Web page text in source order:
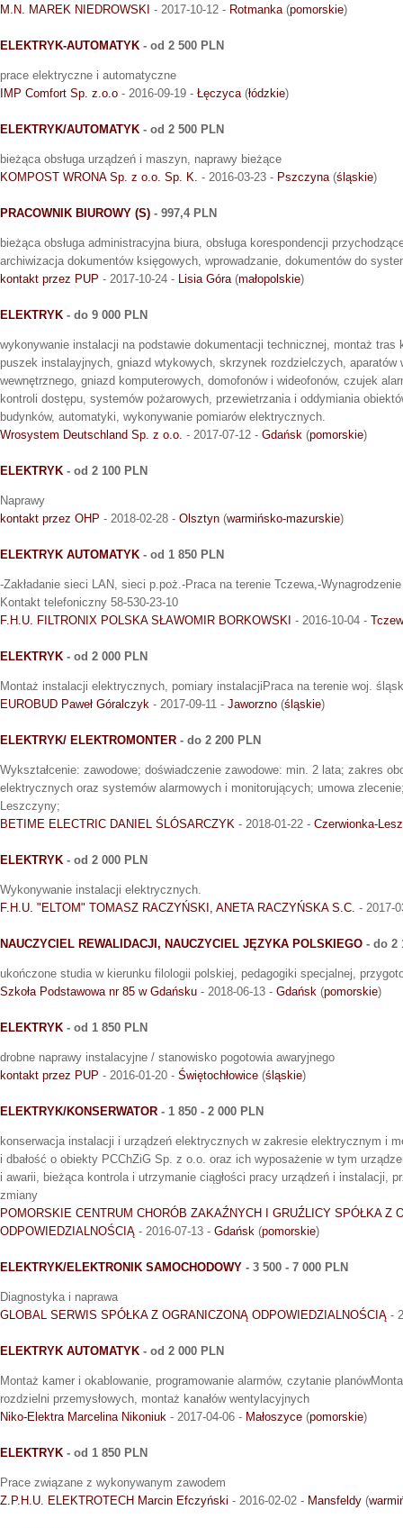
M.N. MAREK NIEDROWSKI - 2017-10-12 - Rotmanka (pomorskie)
ELEKTRYK-AUTOMATYK - od 2 500 PLN
prace elektryczne i automatyczne
IMP Comfort Sp. z.o.o - 2016-09-19 - Łęczyca (łódzkie)
ELEKTRYK/AUTOMATYK - od 2 500 PLN
bieżąca obsługa urządzeń i maszyn, naprawy bieżące
KOMPOST WRONA Sp. z o.o. Sp. K. - 2016-03-23 - Pszczyna (śląskie)
PRACOWNIK BIUROWY (S) - 997,4 PLN
bieżąca obsługa administracyjna biura, obsługa korespondencji
archiwizacja dokumentów księgowych, wprowadzanie, dokumentów do
kontakt przez PUP - 2017-10-24 - Lisia Góra (małopolskie)
ELEKTRYK - do 9 000 PLN
wykonywanie instalacji na podstawie dokumentacji technicznej, montaż tras
puszek instalayjnych, gniazd wtykowych, skrzynek rozdzielczych, aparatów
wewnętrznego, gniazd komputerowych, domofonów i wideofonów, czujek
kontroli dostępu, systemów pożarowych, przewietrzania i oddymiania
budynków, automatyki, wykonywanie pomiarów elektrycznych.
Wrosystem Deutschland Sp. z o.o. - 2017-07-12 - Gdańsk (pomorskie)
ELEKTRYK - od 2 100 PLN
Naprawy
kontakt przez OHP - 2018-02-28 - Olsztyn (warmińsko-mazurskie)
ELEKTRYK AUTOMATYK - od 1 850 PLN
-Zakładanie sieci LAN, sieci p.poż.-Praca na terenie Tczewa,-
Kontakt telefoniczny 58-530-23-10
F.H.U. FILTRONIX POLSKA SŁAWOMIR BORKOWSKI - 2016-10-04 - Tczew
ELEKTRYK - od 2 000 PLN
Montaż instalacji elektrycznych, pomiary instalacjiPraca na terenie woj.
EUROBUD Paweł Góralczyk - 2017-09-11 - Jaworzno (śląskie)
ELEKTRYK/ ELEKTROMONTER - do 2 200 PLN
Wykształcenie: zawodowe; doświadczenie zawodowe: min. 2 lata; zakres
elektrycznych oraz systemów alarmowych i monitorujących; umowa
Leszczyny;
BETIME ELECTRIC DANIEL ŚLÓSARCZYK - 2018-01-22 - Czerwionka-
ELEKTRYK - od 2 000 PLN
Wykonywanie instalacji elektrycznych.
F.H.U. "ELTOM" TOMASZ RACZYŃSKI, ANETA RACZYŃSKA S.C. - 2017-
NAUCZYCIEL REWALIDACJI, NAUCZYCIEL JĘZYKA POLSKIEGO - do 2
ukończone studia w kierunku filologii polskiej, pedagogiki specjalnej,
Szkoła Podstawowa nr 85 w Gdańsku - 2018-06-13 - Gdańsk (pomorskie)
ELEKTRYK - od 1 850 PLN
drobne naprawy instalacyjne / stanowisko pogotowia awaryjnego
kontakt przez PUP - 2016-01-20 - Świętochłowice (śląskie)
ELEKTRYK/KONSERWATOR - 1 850 - 2 000 PLN
konserwacja instalacji i urządzeń elektrycznych w zakresie elektrycznym i
i dbałość o obiekty PCChZiG Sp. z o.o. oraz ich wyposażenie w tym
i awarii, bieżąca kontrola i utrzymanie ciągłości pracy urządzeń i instalacji,
zmiany
POMORSKIE CENTRUM CHORÓB ZAKAŹNYCH I GRUŹLICY SPÓŁKA Z
ODPOWIEDZIALNOŚCIĄ - 2016-07-13 - Gdańsk (pomorskie)
ELEKTRYK/ELEKTRONIK SAMOCHODOWY - 3 500 - 7 000 PLN
Diagnostyka i naprawa
GLOBAL SERWIS SPÓŁKA Z OGRANICZONĄ ODPOWIEDZIALNOŚCIĄ -
ELEKTRYK AUTOMATYK - od 2 000 PLN
Montaż kamer i okablowanie, programowanie alarmów, czytanie
rozdzielni przemysłowych, montaż kanałów wentylacyjnych
Niko-Elektra Marcelina Nikoniuk - 2017-04-06 - Małoszyce (pomorskie)
ELEKTRYK - od 1 850 PLN
Prace związane z wykonywanym zawodem
Z.P.H.U. ELEKTROTECH Marcin Efczyński - 2016-02-02 - Mansfeldy (